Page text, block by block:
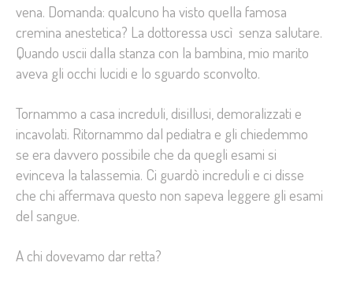
vena. Domanda: qualcuno ha visto quella famosa
cremina anestetica? La dottoressa uscì senza salutare.
Quando uscii dalla stanza con la bambina, mio marito
aveva gli occhi lucidi e lo sguardo sconvolto.
Tornammo a casa increduli, disillusi, demoralizzati e
incavolati. Ritornammo dal pediatra e gli chiedemmo
se era davvero possibile che da quegli esami si
evinceva la talassemia. Ci guardò increduli e ci disse
che chi affermava questo non sapeva leggere gli esami
del sangue.
A chi dovevamo dar retta?